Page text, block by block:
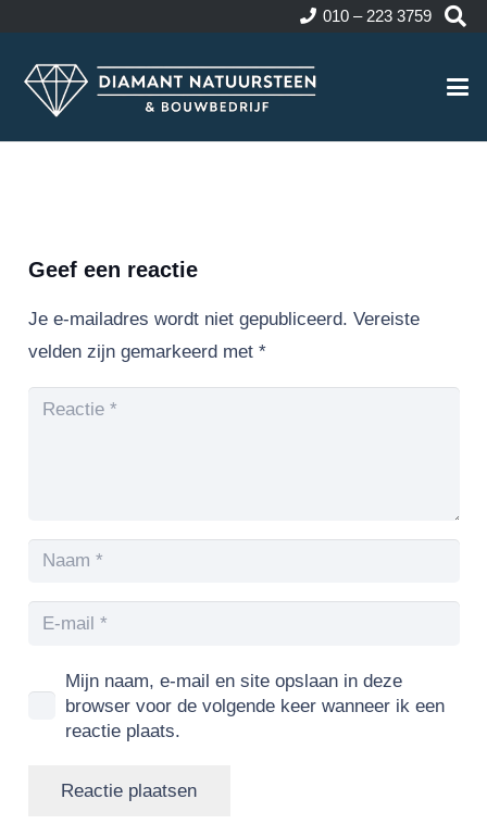
010 – 223 3759
Geef een reactie
Je e-mailadres wordt niet gepubliceerd. Vereiste
velden zijn gemarkeerd met *
Mijn naam, e-mail en site opslaan in deze
browser voor de volgende keer wanneer ik een
reactie plaats.
Reactie plaatsen